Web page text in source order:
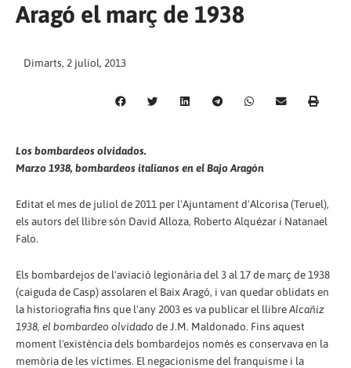
Aragó el març de 1938
Dimarts, 2 juliol, 2013
Los bombardeos olvidados.
Marzo 1938, bombardeos italianos en el Bajo Aragón
Editat el mes de juliol de 2011 per l'Ajuntament d'Alcorisa (Teruel),
els autors del llibre són David Alloza, Roberto Alquézar i Natanael
Falo.
Els bombardejos de l'aviació legionària del 3 al 17 de març de 1938
(caiguda de Casp) assolaren el Baix Aragó, i van quedar oblidats en
la historiografia fins que l'any 2003 es va publicar el llibreAlcañiz
1938, el bombardeo olvidado de J.M. Maldonado. Fins aquest
moment l'existència dels bombardejos només es conservava en la
memòria de les víctimes. El negacionisme del franquisme i la